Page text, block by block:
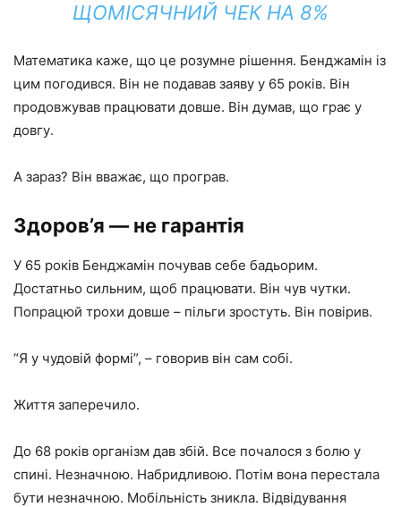
ЩОМІСЯЧНИЙ ЧЕК НА 8%
Математика каже, що це розумне рішення. Бенджамін із
цим погодився. Він не подавав заяву у 65 років. Він
продовжував працювати довше. Він думав, що грає у
довгу.
А зараз? Він вважає, що програв.
Здоров’я — не гарантія
У 65 років Бенджамін почував себе бадьорим.
Достатньо сильним, щоб працювати. Він чув чутки.
Попрацюй трохи довше – пільги зростуть. Він повірив.
“Я у чудовій формі”, – говорив він сам собі.
Життя заперечило.
До 68 років організм дав збій. Все почалося з болю у
спині. Незначною. Набридливою. Потім вона перестала
бути незначною. Мобільність зникла. Відвідування